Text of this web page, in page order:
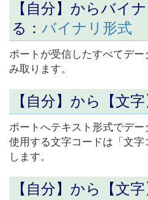
【自分】からバイ
る ： バイナリ形式
ポートが受信したすべてデ
み取ります。
【自分】から【文字
ポートへテキスト形式でデー
使用する文字コードは「文
します。
【自分】から【文字